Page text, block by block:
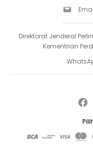
Direktorat Jenderal
Kementrian